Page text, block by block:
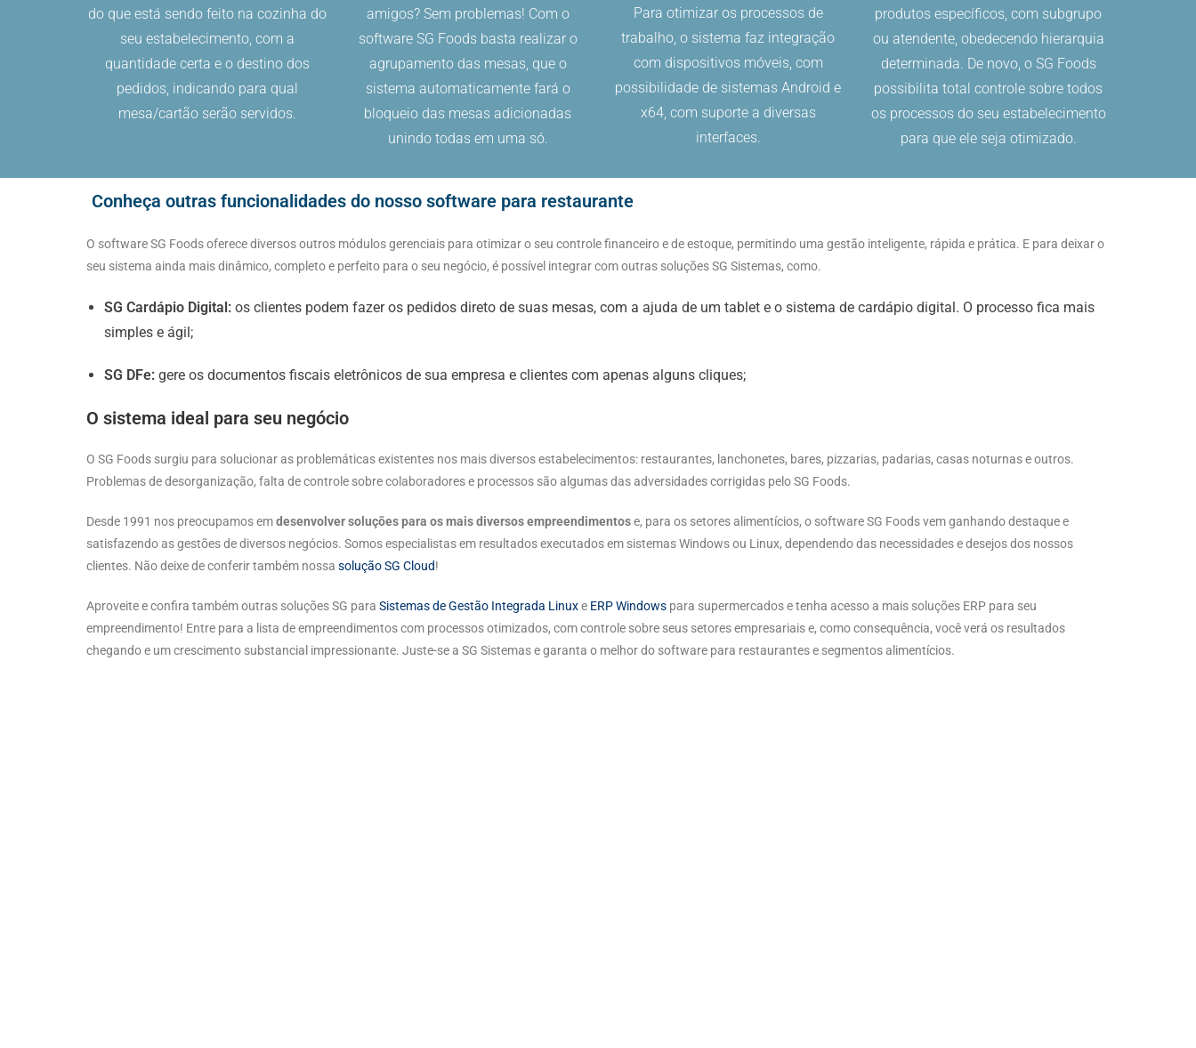
do que está sendo feito na cozinha do
seu estabelecimento, com a
quantidade certa e o destino dos
pedidos, indicando para qual
mesa/cartão serão servidos.
amigos? Sem problemas! Com o
software SG Foods basta realizar o
agrupamento das mesas, que o
sistema automaticamente fará o
bloqueio das mesas adicionadas
unindo todas em uma só.
Para otimizar os processos de
trabalho, o sistema faz integração
com dispositivos móveis, com
possibilidade de sistemas Android e
x64, com suporte a diversas
interfaces.
produtos específicos, com subgrupo
ou atendente, obedecendo hierarquia
determinada. De novo, o SG Foods
possibilita total controle sobre todos
os processos do seu estabelecimento
para que ele seja otimizado.
Conheça outras funcionalidades do nosso software para restaurante
O software SG Foods oferece diversos outros módulos gerenciais para otimizar o seu controle financeiro e de estoque, permitindo uma gestão inteligente, rápida e prática. E para deixar o
seu sistema ainda mais dinâmico, completo e perfeito para o seu negócio, é possível integrar com outras soluções SG Sistemas, como.
SG Cardápio Digital: os clientes podem fazer os pedidos direto de suas mesas, com a ajuda de um tablet e o sistema de cardápio digital. O processo fica mais
simples e ágil;
SG DFe: gere os documentos fiscais eletrônicos de sua empresa e clientes com apenas alguns cliques;
O sistema ideal para seu negócio
O SG Foods surgiu para solucionar as problemáticas existentes nos mais diversos estabelecimentos: restaurantes, lanchonetes, bares, pizzarias, padarias, casas noturnas e outros.
Problemas de desorganização, falta de controle sobre colaboradores e processos são algumas das adversidades corrigidas pelo SG Foods.
Desde 1991 nos preocupamos emdesenvolver soluções para os mais diversos empreendimentose, para os setores alimentícios, o software SG Foods vem ganhando destaque e
satisfazendo as gestões de diversos negócios. Somos especialistas em resultados executados em sistemas Windows ou Linux, dependendo das necessidades e desejos dos nossos
clientes. Não deixe de conferir também nossa solução SG Cloud!
Aproveite e confira também outras soluções SG para Sistemas de Gestão Integrada Linuxe ERP Windows para supermercados e tenha acesso a mais soluções ERP para seu
empreendimento! Entre para a lista de empreendimentos com processos otimizados, com controle sobre seus setores empresariais e, como consequência, você verá os resultados
chegando e um crescimento substancial impressionante. Juste-se a SG Sistemas e garanta o melhor do software para restaurantes e segmentos alimentícios.